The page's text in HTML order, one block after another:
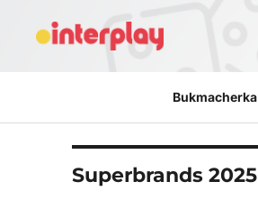
Bukmacherka
Superbrands 2025